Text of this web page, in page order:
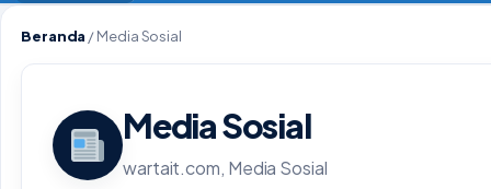
Beranda /Media Sosial
Media Sosial
wartait.com, Media Sosial